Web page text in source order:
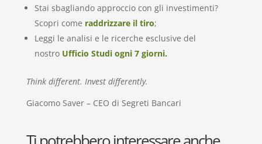
Stai sbagliando approccio con gli investimenti?
Scopri come raddrizzare il tiro;
Leggi le analisi e le ricerche esclusive del
nostro Ufficio Studi ogni 7 giorni.
Think different. Invest differently.
Giacomo Saver – CEO di Segreti Bancari